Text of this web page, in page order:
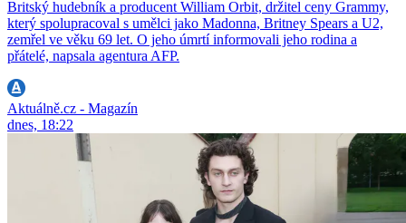
Britský hudebník a producent William Orbit, držitel ceny Grammy,
který spolupracoval s umělci jako Madonna, Britney Spears a U2,
zemřel ve věku 69 let. O jeho úmrtí informovali jeho rodina a
přátelé, napsala agentura AFP.
Aktuálně.cz - Magazín
dnes, 18:22